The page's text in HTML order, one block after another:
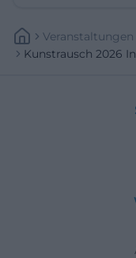
Veranstaltungen
Kunstrausch 2026